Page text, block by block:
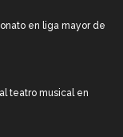
en liga mayor de
teatro musical en